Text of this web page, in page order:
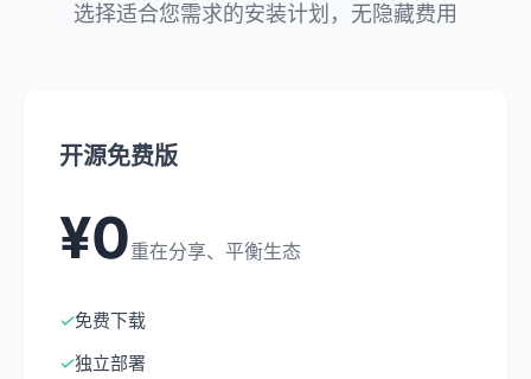
选择适合您需求的安装计划，无隐藏费用
开源免费版
¥0重在分享、平衡生态
✓免费下载
✓独立部署